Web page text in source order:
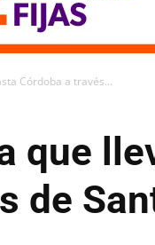
Córdoba a través...
que
de